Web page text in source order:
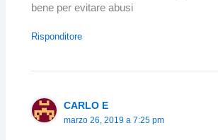
bene per evitare abusi
Risponditore
CARLO E
marzo 26, 2019 a 7:25 pm